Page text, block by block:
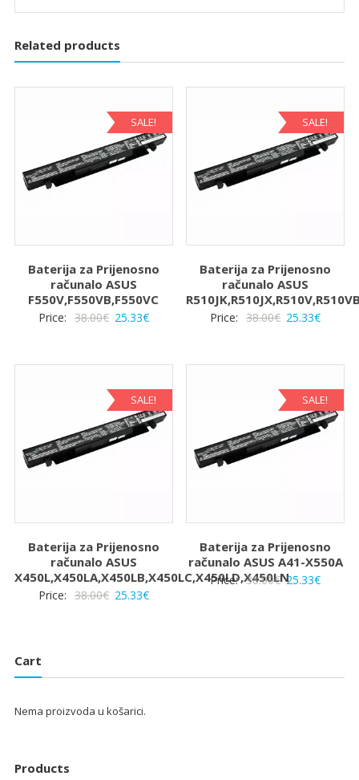
Related products
SALE!
Baterija za Prijenosno
računalo ASUS
F550V,F550VB,F550VC
Price: 38.00€ Izvorna
38.00€.
25.33€Trenutna
SALE!
Baterija za Prijenosno
računalo ASUS
Price: 38.00€ Izvorna
38.00€.
25.33€
SALE!
Baterija za Prijenosno
računalo ASUS
X450L,X450LA,X450LB,X450LC,X450LD,X450LN
Price: 38.00€ Izvorna
38.00€.
25.33€Trenutna
SALE!
Baterija za Prijenosno
računalo ASUS A41-X550A
Price: 38.00€Izvorna
25.33€
Cart
Nema proizvoda u košarici.
Products